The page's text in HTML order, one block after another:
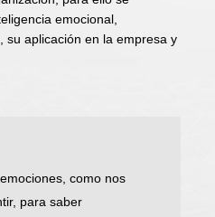
emocional,
su aplicación en la empresa y
como nos
para saber